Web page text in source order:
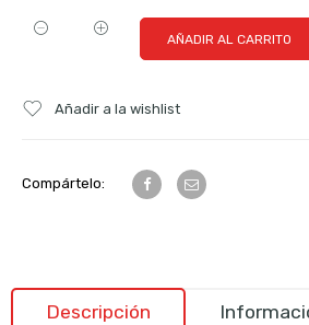
AÑADIR AL CARRITO
Añadir a la wishlist
Compártelo:
Descripción